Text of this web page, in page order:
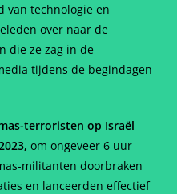
van technologie en
over naar de
die ze zag in de
tijdens de begindagen
terroristen op Israël
om ongeveer 6 uur
militanten doorbraken
en lanceerden effectief